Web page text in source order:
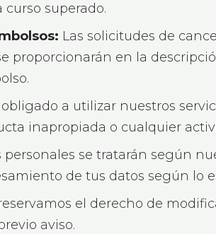
superado.
Las solicitudes de
proporcionarán en la
obligado a utilizar nuestros
inapropiada o cualquier
personales se tratarán según
de tus datos según lo
el derecho de
aviso.